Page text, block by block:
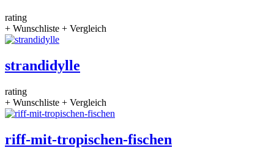
rating
+ Wunschliste + Vergleich
strandidylle
rating
+ Wunschliste + Vergleich
riff-mit-tropischen-fischen